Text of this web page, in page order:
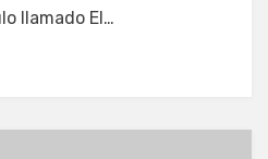
llamado El…